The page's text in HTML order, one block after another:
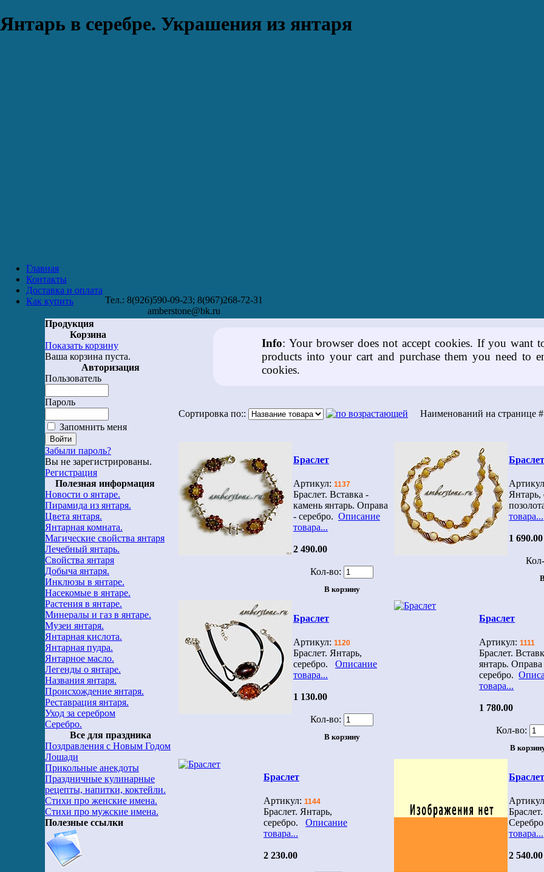
Янтарь в серебре. Украшения из янтаря
Главная
Контакты
Доставка и оплата
Как купить
Тел.: 8(926)590-09-23; 8(967)268-72-31
amberstone@bk.ru
Продукция
Корзина
Показать корзину
Ваша корзина пуста.
Авторизация
Пользователь
Пароль
Запомнить меня
Забыли пароль?
Вы не зарегистрированы.
Регистрация
Полезная информация
Новости о янтаре.
Пирамида из янтаря.
Цвета янтаря.
Янтарная комната.
Магические свойства янтаря
Лечебный янтарь.
Свойства янтаря
Добыча янтаря.
Инклюзы в янтаре.
Насекомые в янтаре.
Растения в янтаре.
Минералы и газ в янтаре.
Музеи янтаря.
Янтарная кислота.
Янтарная пудра.
Янтарное масло.
Легенды о янтаре.
Названия янтаря.
Происхождение янтаря.
Реставрация янтаря.
Уход за серебром
Серебро.
Все для праздника
Поздравления с Новым Годом
Лошади
Прикольные анекдоты
Праздничные кулинарные
рецепты, напитки, коктейли.
Стихи про женские имена.
Стихи про мужские имена.
Полезные ссылки
Info: Your browser does not accept cookies. If you want
products into your cart and purchase them you need to
cookies.
Сортировка по:: Наименований на странице
Браслет
Артикул: 1137
Браслет. Вставка -
камень янтарь. Оправа
- серебро. Описание
товара...
2 490.00
Кол-во:
Браслет
Янтарь,
товара...
1 690.00
Браслет
Артикул: 1120
Браслет. Янтарь,
серебро. Описание
товара...
1 130.00
Кол-во:
Браслет
Артикул:1111
Браслет.
янтарь. Оправа
серебро.
товара...
1 780.00
Кол-во:
Браслет
Артикул: 1144
Браслет. Янтарь,
серебро. Описание
товара...
2 230.00
Браслет
товара...
2 540.00